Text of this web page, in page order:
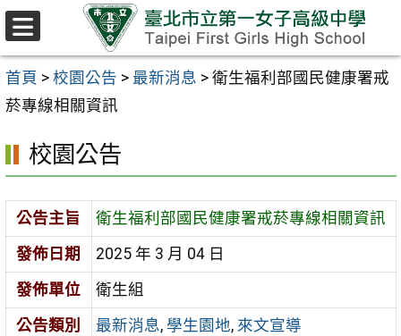
跳至主要內容區
首頁 > 校園公告 > 最新消息 > 衛生福利部國民健康署戒
菸專線相關資訊
校園公告
公告主旨
衛生福利部國民健康署戒菸專線相關資訊
發佈日期
2025 年 3 月 04 日
發佈單位
衛生組
公告類別
最新消息, 學生園地, 來文宣導
選
單